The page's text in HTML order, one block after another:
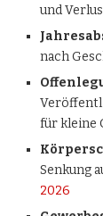
und
nach
für kleine
Senkung
2026